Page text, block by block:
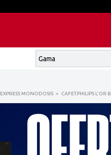
EXPRESS MONODOSIS CAFET.PHILIPS L'OR